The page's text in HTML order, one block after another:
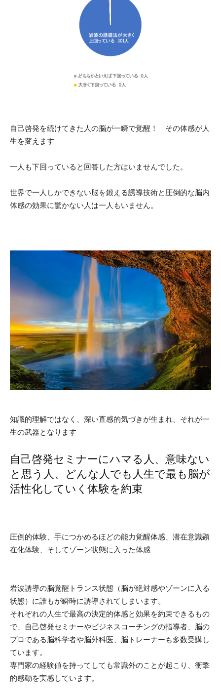
自己啓発を続けてきた人の脳が一瞬で覚醒！ その体感が人
生を変えます
一人も下回っていると回答した方はいませんでした。
世界で一人しかできない脳を鍛える誘導技術と圧倒的な脳内
体感の効果に驚かない人は一人もいません。
知識的理解ではなく、深い直感的気づきが生まれ、それが一
生の武器となります
自己啓発セミナーにハマる人、意味ない
と思う人、どんな人でも人生で最も脳が
活性化していく体験を約束
圧倒的体験、手につかめるほどの能力覚醒体感、潜在意識顕
在化体験、そしてゾーン状態に入った体感
岩波誘導の脳覚醒トランス状態（脳が絶対感やゾーンに入る
状態）に誰もが瞬時に誘導されてしまいます。
それぞれの人生で最高の決定的体感と効果を約束できるもの
で、
自己啓発セミナーやビジネスコーチングの指導者、脳の
プロである脳科学者や脳外科医、脳トレーナーも多数受講し
ています。
専門家の経験値を持ってしても常識外のことが起こり、衝撃
的感動を実感しています。